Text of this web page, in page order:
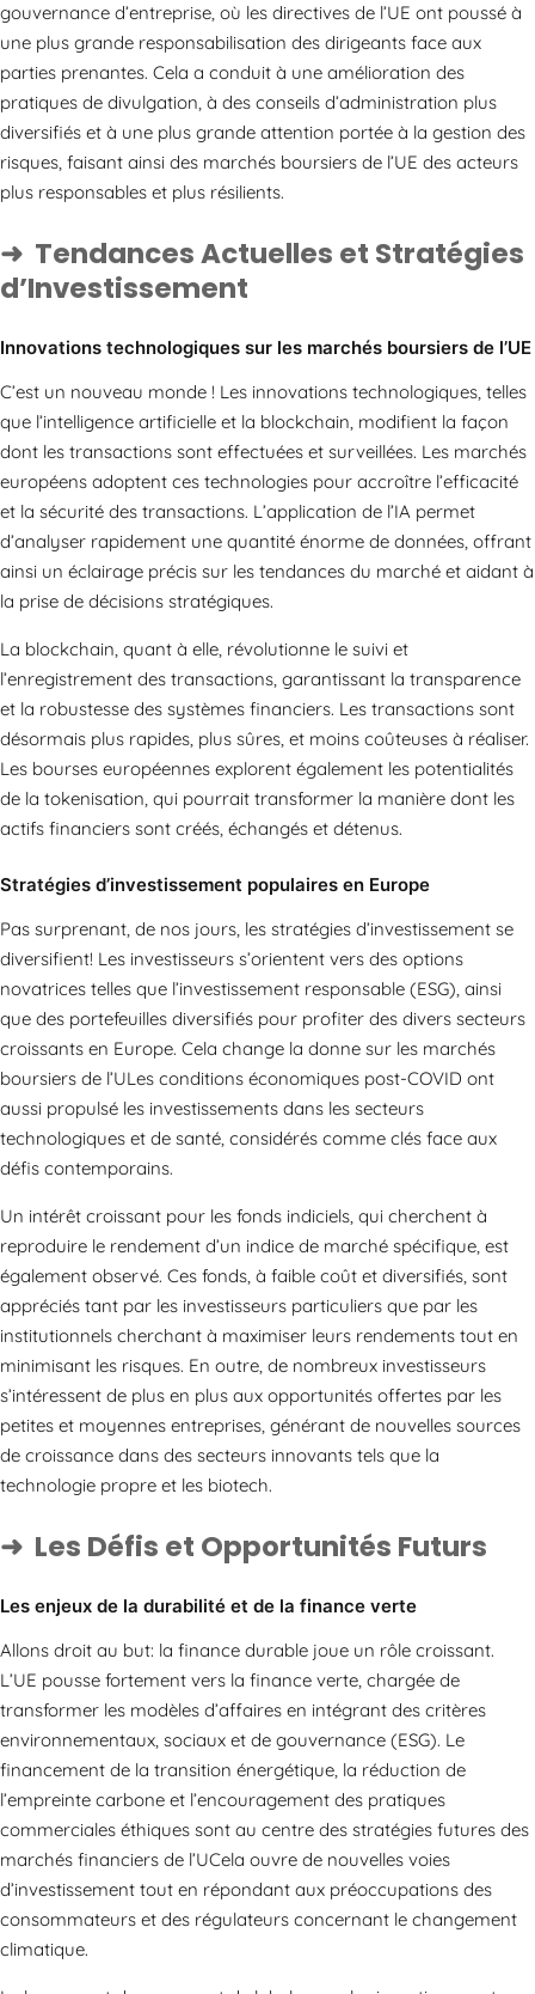
gouvernance d’entreprise, où les directives de l’UE ont poussé à
une plus grande responsabilisation des dirigeants face aux
parties prenantes. Cela a conduit à une amélioration des
pratiques de divulgation, à des conseils d’administration plus
diversifiés et à une plus grande attention portée à la gestion des
risques, faisant ainsi des marchés boursiers de l’UE des acteurs
plus responsables et plus résilients.
Tendances Actuelles et Stratégies
d’Investissement
Innovations technologiques sur les marchés boursiers de l’UE
C’est un nouveau monde ! Les innovations technologiques, telles
que l’intelligence artificielle et la blockchain, modifient la façon
dont les transactions sont effectuées et surveillées. Les marchés
européens adoptent ces technologies pour accroître l’efficacité
et la sécurité des transactions. L’application de l’IA permet
d’analyser rapidement une quantité énorme de données, offrant
ainsi un éclairage précis sur les tendances du marché et aidant à
la prise de décisions stratégiques.
La blockchain, quant à elle, révolutionne le suivi et
l’enregistrement des transactions, garantissant la transparence
et la robustesse des systèmes financiers. Les transactions sont
désormais plus rapides, plus sûres, et moins coûteuses à réaliser.
Les bourses européennes explorent également les potentialités
de la tokenisation, qui pourrait transformer la manière dont les
actifs financiers sont créés, échangés et détenus.
Stratégies d’investissement populaires en Europe
Pas surprenant, de nos jours, les stratégies d’investissement se
diversifient! Les investisseurs s’orientent vers des options
novatrices telles que l’investissement responsable (ESG), ainsi
que des portefeuilles diversifiés pour profiter des divers secteurs
croissants en Europe. Cela change la donne sur les marchés
boursiers de l’ULes conditions économiques post-COVID ont
aussi propulsé les investissements dans les secteurs
technologiques et de santé, considérés comme clés face aux
défis contemporains.
Un intérêt croissant pour les fonds indiciels, qui cherchent à
reproduire le rendement d’un indice de marché spécifique, est
également observé. Ces fonds, à faible coût et diversifiés, sont
appréciés tant par les investisseurs particuliers que par les
institutionnels cherchant à maximiser leurs rendements tout en
minimisant les risques. En outre, de nombreux investisseurs
s’intéressent de plus en plus aux opportunités offertes par les
petites et moyennes entreprises, générant de nouvelles sources
de croissance dans des secteurs innovants tels que la
technologie propre et les biotech.
Les Défis et Opportunités Futurs
Les enjeux de la durabilité et de la finance verte
Allons droit au but: la finance durable joue un rôle croissant.
L’UE pousse fortement vers la finance verte, chargée de
transformer les modèles d’affaires en intégrant des critères
environnementaux, sociaux et de gouvernance (ESG). Le
financement de la transition énergétique, la réduction de
l’empreinte carbone et l’encouragement des pratiques
commerciales éthiques sont au centre des stratégies futures des
marchés financiers de l’UCela ouvre de nouvelles voies
d’investissement tout en répondant aux préoccupations des
consommateurs et des régulateurs concernant le changement
climatique.